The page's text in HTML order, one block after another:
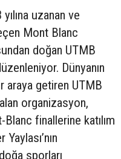
uzanan ve
Mont Blanc
doğan UTMB
Dünyanın
araya getiren UTMB
organizasyon,
finallerine katılım
sporları